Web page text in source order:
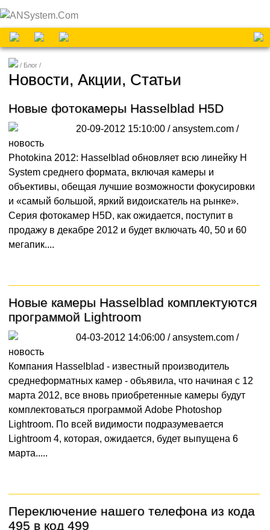
Блог
Новости, Акции, Статьи
Новые фотокамеры Hasselblad H5D
20-09-2012 15:10:00 / ansystem.com /
новость
Photokina 2012: Hasselblad обновляет всю линейку H
System среднего формата, включая камеры и
объективы, обещая лучшие возможности фокусировки
и «самый большой, яркий видоискатель на рынке».
Серия фотокамер H5D, как ожидается, поступит в
продажу в декабре 2012 и будет включать 40, 50 и 60
мегапик....
Новые камеры Hasselblad комплектуются
программой Lightroom
04-03-2012 14:06:00 / ansystem.com /
новость
Компания Hasselblad - известный производитель
среднеформатных камер - объявила, что начиная с 12
марта 2012, все вновь приобретенные камеры будут
комплектоваться программой Adobe Photoshop
Lightroom. По всей видимости подразумевается
Lightroom 4, которая, ожидается, будет выпущена 6
марта.....
Переключение нашего телефона из кода
495 в код 499